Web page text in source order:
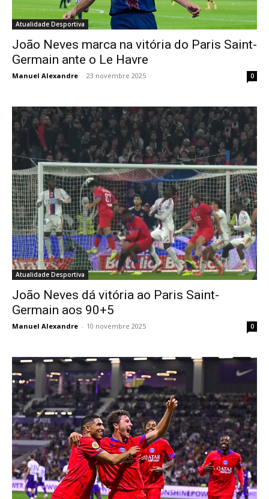
Atualidade Desportiva
João Neves marca na vitória do Paris Saint-
Germain ante o Le Havre
Manuel Alexandre - 23 novembre 2025 0
Atualidade Desportiva
João Neves dá vitória ao Paris Saint-
Germain aos 90+5
Manuel Alexandre - 10 novembre 2025 0